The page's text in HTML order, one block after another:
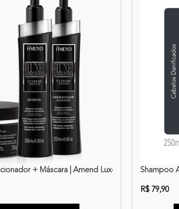
Luxe Creations Extreme Repair
+ Máscara | Amend Luxe CreationsShampoo
R$ 79,90